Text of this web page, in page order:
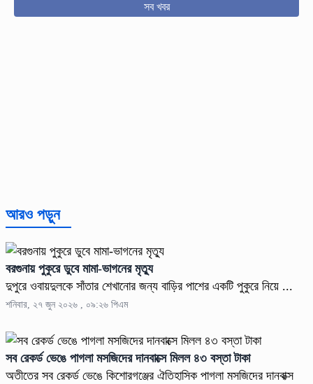
সব খবর
আরও পড়ুন
বরগুনায় পুকুরে ডুবে মামা-ভাগনের মৃত্যু
দুপুরে ওবায়দুলকে সাঁতার শেখানোর জন্য বাড়ির পাশের একটি পুকুরে নিয়ে ...
শনিবার, ২৭ জুন ২০২৬ , ০৯:২৬ পিএম
সব রেকর্ড ভেঙে পাগলা মসজিদের দানবাক্সে মিলল ৪৩ বস্তা টাকা
অতীতের সব রেকর্ড ভেঙে কিশোরগঞ্জের ঐতিহাসিক পাগলা মসজিদের দানবাক্স